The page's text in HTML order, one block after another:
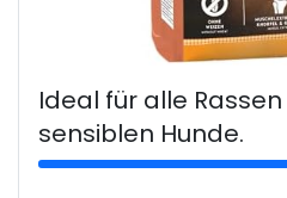
Ideal für alle
sensiblen Hunde.